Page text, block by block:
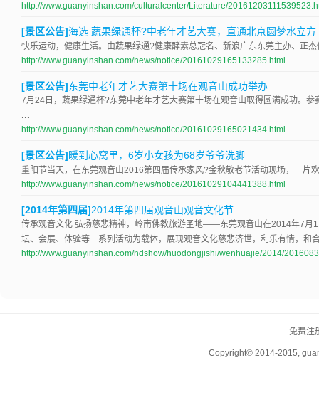
广东观音山国家森林公园
http://www.guanyinshan.com/culturalcenter/Literature/
[景区公告]海选 蔬果绿通杯?中老年才艺大赛，直通北京圆梦水立方
快乐运动，健康生活。由蔬果绿通?健康酵素总冠名、新浪广东东莞主办、正
http://www.guanyinshan.com/news/notice/20161029165133285.html
[景区公告]东莞中老年才艺大赛第十场在观音山成功举办
7月24日，蔬果绿通杯?东莞中老年才艺大赛第十场在观音山取得圆满成功。
...
http://www.guanyinshan.com/news/notice/20161029165021434.html
[景区公告]暖到心窝里，6岁小女孩为68岁爷爷洗脚
重阳节当天，在东莞观音山2016第四届传承家风?金秋敬老节活动现场，一片
http://www.guanyinshan.com/news/notice/20161029104441388.html
[2014年第四届]2014年第四届观音山观音文化节
传承观音文化 弘扬慈悲精神，岭南佛教旅游圣地——东莞观音山在2014年7月
坛、会展、体验等一系列活动为载体，展现观音文化慈悲济世，利乐有情，和
http://www.guanyinshan.com/hdshow/huodongjishi/wenhuajie/2014/
免费注
Copyright© 2014-2015,